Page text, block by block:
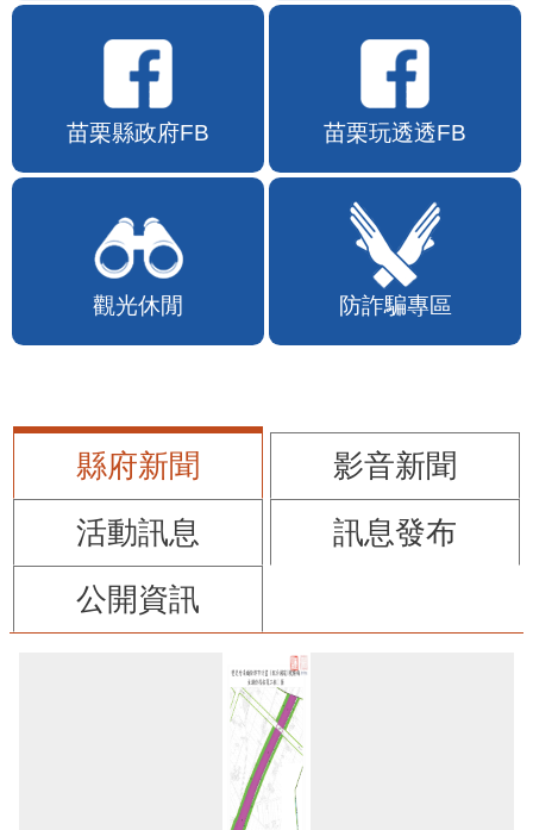
苗栗縣政府FB 苗栗玩透透FB
觀光休閒 防詐騙專區
縣府新聞
影音新聞
活動訊息
訊息發布
公開資訊